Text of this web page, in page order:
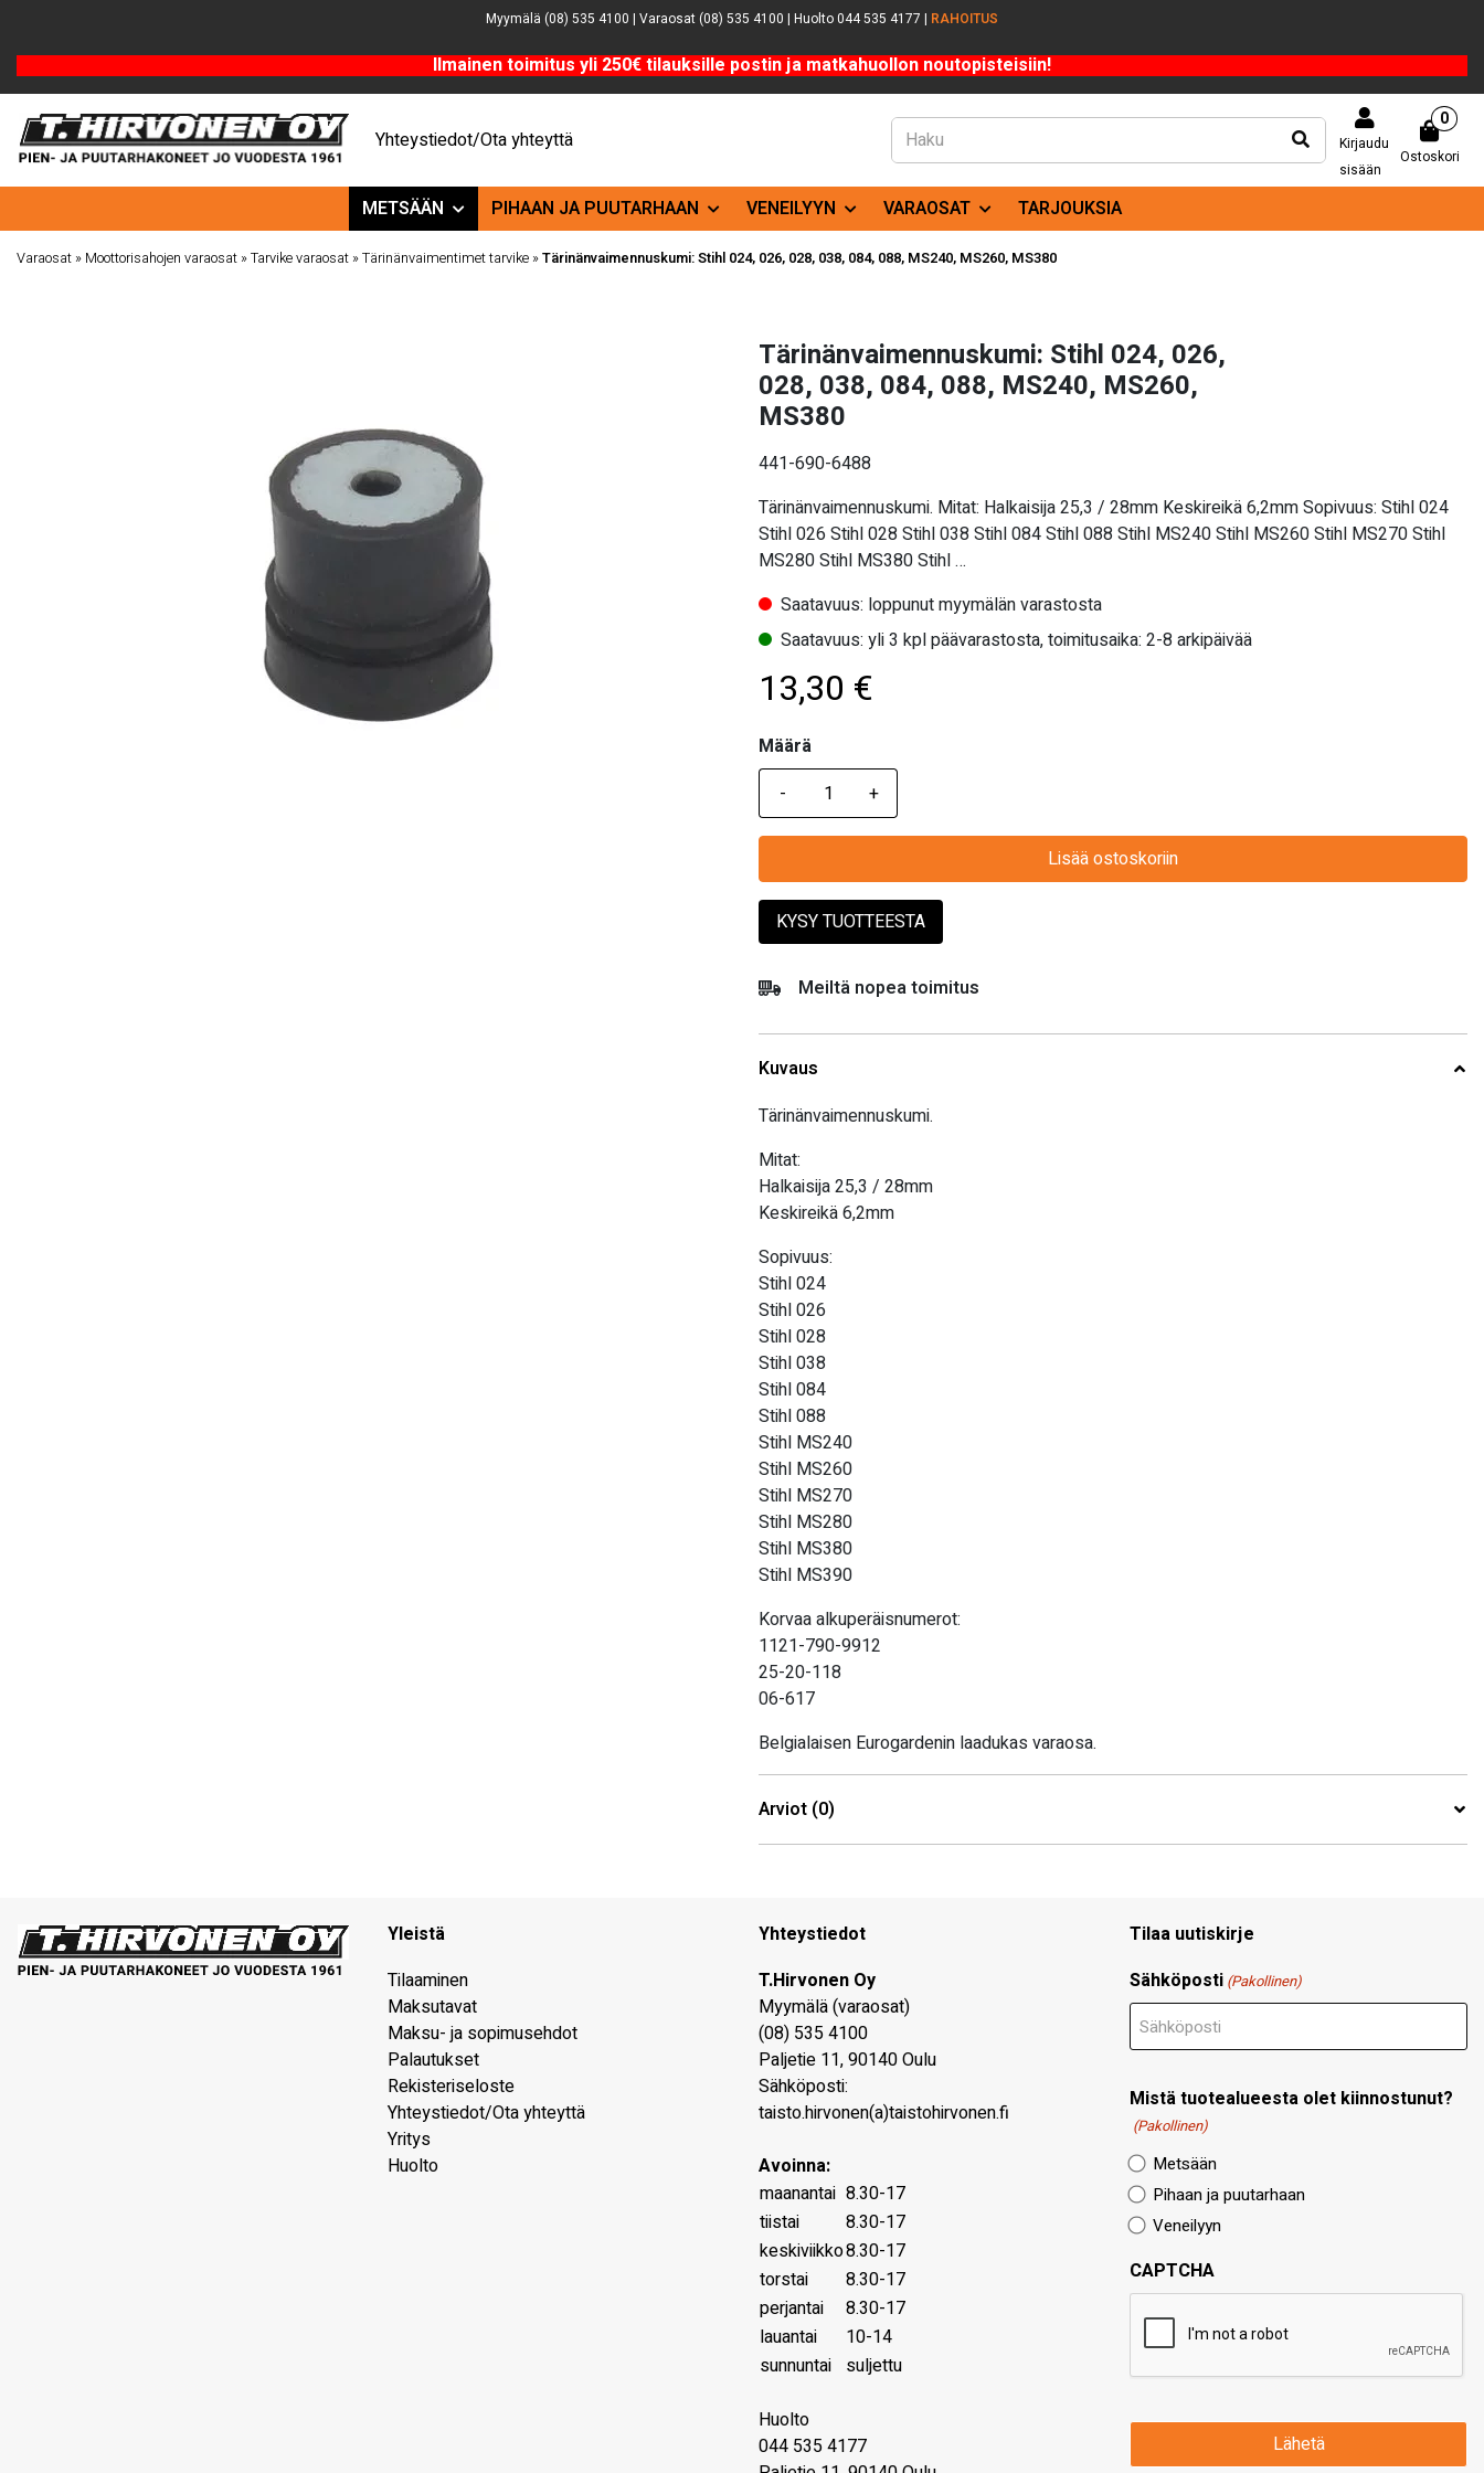
Myymälä (08) 535 4100 | Varaosat (08) 535 4100 | Huolto 044 535 4177 | RAHOITUS
Ilmainen toimitus yli 250€ tilauksille postin ja matkahuollon noutopisteisiin!
Yhteystiedot/Ota yhteyttä
Kirjaudu
sisään
Ostoskori
0
METSÄÄN PIHAAN JA PUUTARHAAN VENEILYYN VARAOSAT TARJOUKSIA
Varaosat » Moottorisahojen varaosat »Tarvike varaosat »Tärinänvaimentimet tarvike »Tärinänvaimennuskumi: Stihl 024, 026, 028, 038, 084, 088, MS240, MS260, MS380
Tärinänvaimennuskumi: Stihl 024, 026,
028, 038, 084, 088, MS240, MS260,
MS380
441-690-6488
Tärinänvaimennuskumi. Mitat: Halkaisija 25,3 / 28mm Keskireikä 6,2mm Sopivuus: Stihl 024
Stihl 026 Stihl 028 Stihl 038 Stihl 084 Stihl 088 Stihl MS240 Stihl MS260 Stihl MS270 Stihl
MS280 Stihl MS380 Stihl …
Saatavuus: loppunut myymälän varastosta
Saatavuus: yli 3 kpl päävarastosta, toimitusaika: 2-8 arkipäivää
13,30 €
Määrä
Määrä
Lisää ostoskoriin
KYSY TUOTTEESTA
Meiltä nopea toimitus
Kuvaus
Tärinänvaimennuskumi.
Mitat:
Halkaisija 25,3 / 28mm
Keskireikä 6,2mm
Sopivuus:
Stihl 024
Stihl 026
Stihl 028
Stihl 038
Stihl 084
Stihl 088
Stihl MS240
Stihl MS260
Stihl MS270
Stihl MS280
Stihl MS380
Stihl MS390
Korvaa alkuperäisnumerot:
1121-790-9912
25-20-118
06-617
Belgialaisen Eurogardenin laadukas varaosa.
Arviot (0)
Yleistä
Tilaaminen
Maksutavat
Maksu- ja sopimusehdot
Palautukset
Rekisteriseloste
Yhteystiedot/Ota yhteyttä
Yritys
Huolto
Yhteystiedot
T.Hirvonen Oy
Myymälä (varaosat)
(08) 535 4100
Paljetie 11,90140Oulu
Sähköposti:
taisto.hirvonen(a)taistohirvonen.fi
Avoinna:
maanantai 8.30-17
tiistai
8.30-17
keskiviikko8.30-17
torstai
8.30-17
perjantai
8.30-17
lauantai
10-14
sunnuntai suljettu
Huolto
044 535 4177
Tilaa uutiskirje
Sähköposti (Pakollinen)
Mistä tuotealueesta olet kiinnostunut?
(Pakollinen)
Metsään
Pihaan ja puutarhaan
Veneilyyn
CAPTCHA